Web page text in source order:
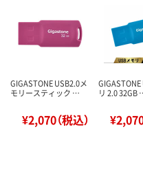
GIGASTONE USB2.0メ
モリースティック …
¥2,070（税込）
リ 2.0 32GB
¥2,070